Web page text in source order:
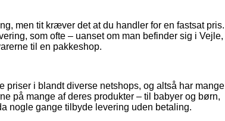
men tit kræver det at du handler for en fastsat pris.
som ofte – uanset om man befinder sig i Vejle,
til en pakkeshop.
priser i blandt diverse netshops, og altså har mange
på mange af deres produkter – til babyer og børn,
nogle gange tilbyde levering uden betaling.